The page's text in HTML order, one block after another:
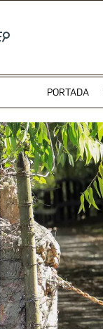
PORTADA